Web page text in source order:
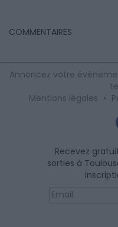
COMMENTAIRES
Annoncez votre
Mentions légales •
Recevez
sorties à